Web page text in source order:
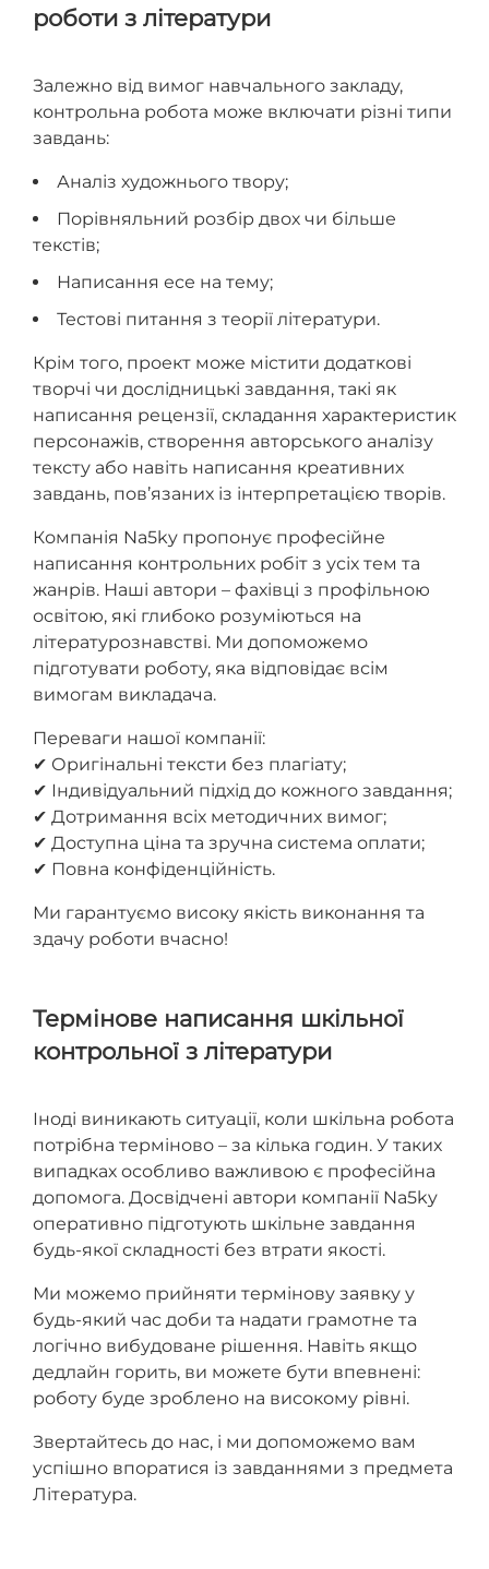
роботи з літератури
Залежно від вимог навчального закладу,
контрольна робота може включати різні типи
завдань:
Аналіз художнього твору;
Порівняльний розбір двох чи більше
текстів;
Написання есе на тему;
Тестові питання з теорії літератури.
Крім того, проект може містити додаткові
творчі чи дослідницькі завдання, такі як
написання рецензії, складання характеристик
персонажів, створення авторського аналізу
тексту або навіть написання креативних
завдань, пов’язаних із інтерпретацією творів.
Компанія Na5ky пропонує професійне
написання контрольних робіт з усіх тем та
жанрів. Наші автори – фахівці з профільною
освітою, які глибоко розуміються на
літературознавстві. Ми допоможемо
підготувати роботу, яка відповідає всім
вимогам викладача.
Переваги нашої компанії:
✔ Оригінальні тексти без плагіату;
✔ Індивідуальний підхід до кожного завдання;
✔ Дотримання всіх методичних вимог;
✔ Доступна ціна та зручна система оплати;
✔ Повна конфіденційність.
Ми гарантуємо високу якість виконання та
здачу роботи вчасно!
Термінове написання шкільної
контрольної з літератури
Іноді виникають ситуації, коли шкільна робота
потрібна терміново – за кілька годин. У таких
випадках особливо важливою є професійна
допомога. Досвідчені автори компанії Na5ky
оперативно підготують шкільне завдання
будь-якої складності без втрати якості.
Ми можемо прийняти термінову заявку у
будь-який час доби та надати грамотне та
логічно вибудоване рішення. Навіть якщо
дедлайн горить, ви можете бути впевнені:
роботу буде зроблено на високому рівні.
Звертайтесь до нас, і ми допоможемо вам
успішно впоратися із завданнями з предмета
Література.